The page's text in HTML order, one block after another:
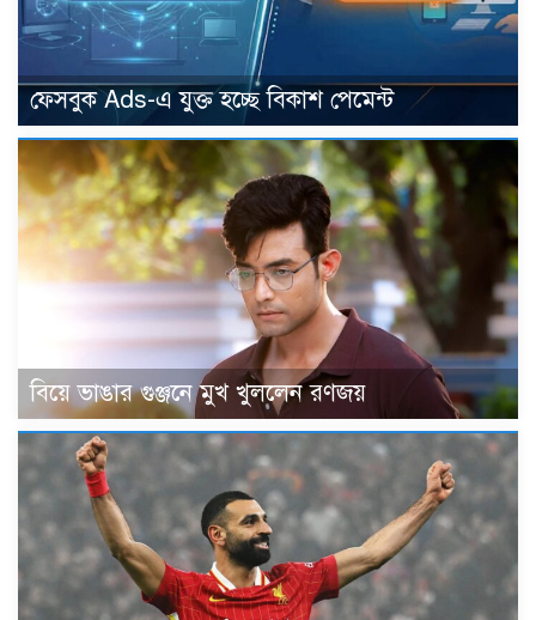
ফেসবুক Ads-এ যুক্ত হচ্ছে বিকাশ পেমেন্ট
বিয়ে ভাঙার গুঞ্জনে মুখ খুললেন রণজয়